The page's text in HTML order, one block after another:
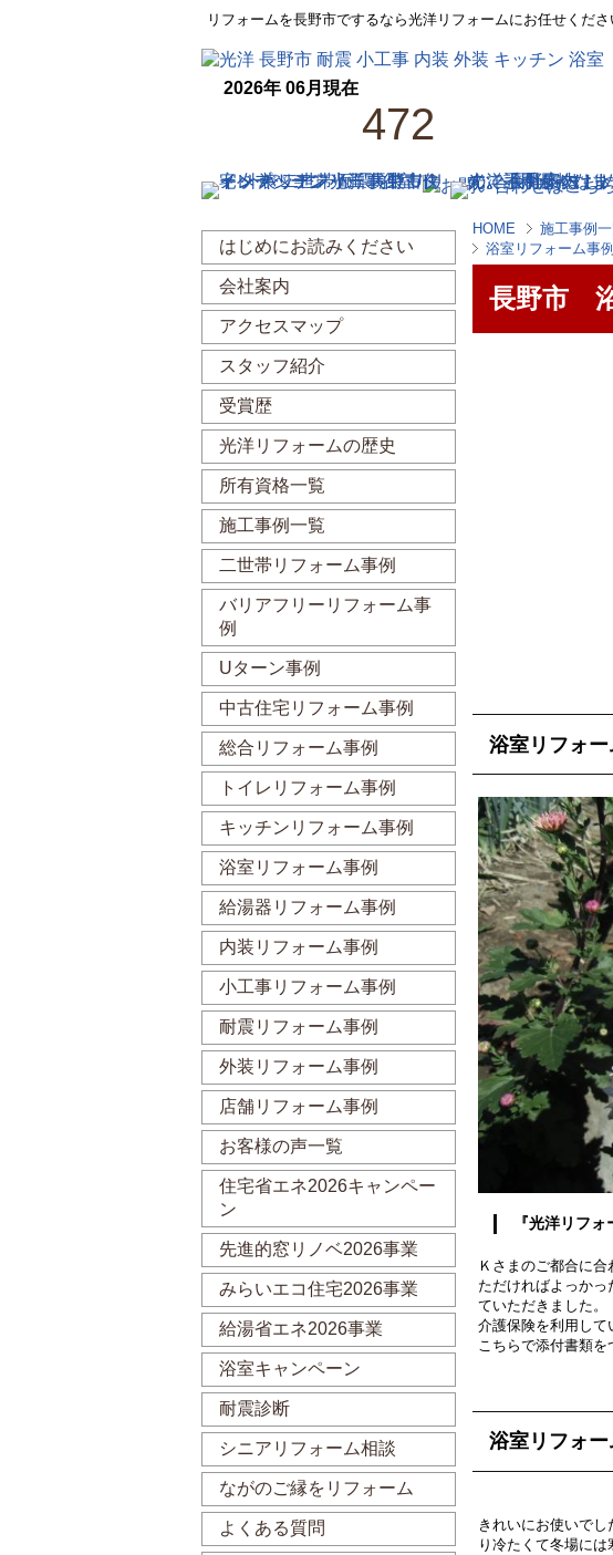
リフォームを長野市でするなら光洋リフォームにお任せくださ
2026年 06月現在
472
HOME 施工事例
浴室リフォーム事
長野市
浴室リフォ
『光洋リフ
Ｋさまのご都合に
ただければよっか
ていただきました。
介護保険を利用して
こちらで添付書類を
浴室リフォ
きれいにお使いで
り冷たくて冬場に
はじめにお読みください
会社案内
アクセスマップ
スタッフ紹介
受賞歴
光洋リフォームの歴史
所有資格一覧
施工事例一覧
二世帯リフォーム事例
バリアフリーリフォーム事
例
Uターン事例
中古住宅リフォーム事例
総合リフォーム事例
トイレリフォーム事例
キッチンリフォーム事例
浴室リフォーム事例
給湯器リフォーム事例
内装リフォーム事例
小工事リフォーム事例
耐震リフォーム事例
外装リフォーム事例
店舗リフォーム事例
お客様の声一覧
住宅省エネ2026キャンペー
ン
先進的窓リノベ2026事業
みらいエコ住宅2026事業
給湯省エネ2026事業
浴室キャンペーン
耐震診断
シニアリフォーム相談
ながのご縁をリフォーム
よくある質問